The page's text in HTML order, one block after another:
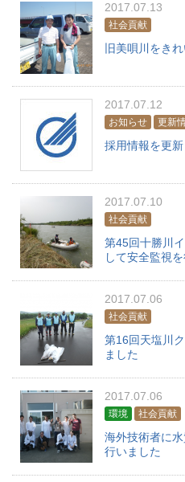
2017.07.13
社会貢献
旧美唄川をき
2017.07.12
お知らせ 更新
採用情報を更
2017.07.10
社会貢献
第45回十勝川
して安全監視を
2017.07.06
社会貢献
第16回天塩川
ました
2017.07.06
環境 社会貢献
海外技術者に
行いました